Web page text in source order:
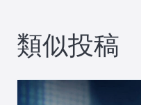
ゲ
ー
類似投稿